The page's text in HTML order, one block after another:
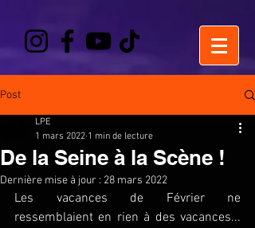
Post
De la Seine à la Scène !
LPE
1 mars 2022 1 min de lecture
Dernière mise à jour : 28 mars 2022
Les vacances de Février ne
ressemblaient en rien à des vacances...